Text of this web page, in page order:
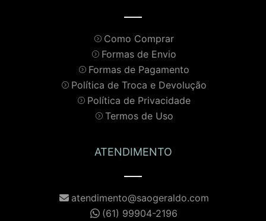
Como Comprar
Formas de Envio
Formas de Pagamento
Política de Troca e Devolução
Política de Privacidade
Termos de Uso
ATENDIMENTO
atendimento@saogeraldo.com
(61) 99904-2196